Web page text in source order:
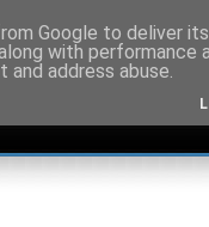
Google to deliver
with
address abuse.